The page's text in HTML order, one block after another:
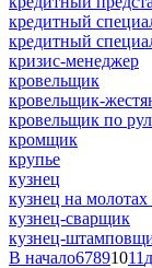
кредитный
кредитный
кризис-менеджер
кровельщик
кровельщик-
кровельщик по
кромщик
крупье
кузнец
кузнец на молотах
кузнец-сварщик
кузнец-
В начало67891011